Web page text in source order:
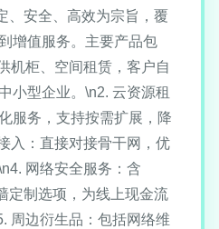
、安全、高效为宗旨，覆
增值服务。主要产品包
机柜、空间租赁，客户自
小型企业。\n2. 云资源租
服务，支持按需扩展，降
入：直接对接骨干网，优
网络安全服务：含
定制选项，为线上现金流
周边衍生品：包括网络维